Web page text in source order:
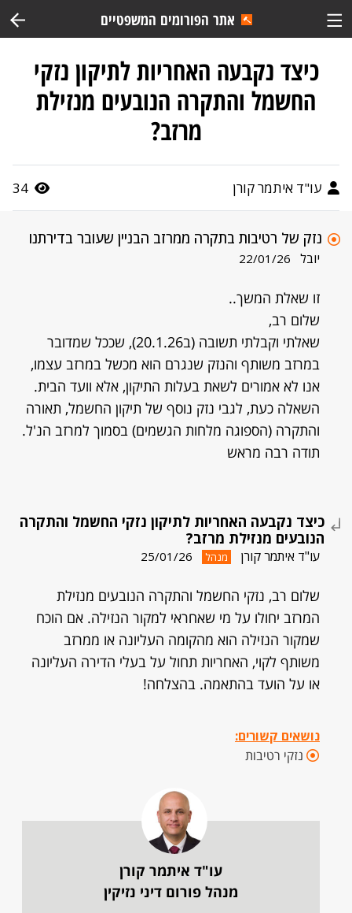
אתר הפורומים המשפטיים
כיצד נקבעה האחריות לתיקון נזקי
החשמל והתקרה הנובעים מנזילת
מרזב?
עו"ד איתמר קורן 34
נזק של רטיבות בתקרה ממרזב הבניין שעובר בדירתנו
יובל 22/01/26
זו שאלת המשך..
שלום רב,
שאלתי וקבלתי תשובה (ב20.1.26), שככל שמדובר
במרזב משותף והנזק שנגרם הוא מכשל במרזב עצמו,
אנו לא אמורים לשאת בעלות התיקון, אלא וועד הבית.
השאלה כעת, לגבי נזק נוסף של תיקון החשמל, תאורה
והתקרה (הספוגה מלחות הגשמים) בסמוך למרזב הנ'ל.
תודה רבה מראש
כיצד נקבעה האחריות לתיקון נזקי החשמל והתקרה
הנובעים מנזילת מרזב?
עו"ד איתמר קורן מנהל 25/01/26
שלום רב, נזקי החשמל והתקרה הנובעים מנזילת
המרזב יחולו על מי שאחראי למקור הנזילה. אם הוכח
שמקור הנזילה הוא מהקומה העליונה או ממרזב
משותף לקוי, האחריות תחול על בעלי הדירה העליונה
או על הועד בהתאמה. בהצלחה!
נושאים קשורים:
נזקי רטיבות
עו"ד איתמר קורן
מנהל פורום דיני נזיקין